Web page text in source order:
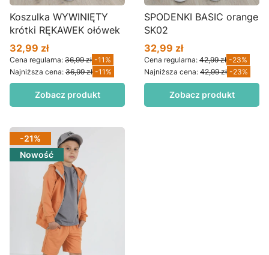
Koszulka WYWINIĘTY
krótki RĘKAWEK ołówek
Cena promocyjna
32,99 zł
Cena regularna: 36,99 zł -11%
Najniższa cena: 36,99 zł -11%
Zobacz produkt
SPODENKI BASIC orange
SK02
Cena promocyjna
32,99 zł
Cena regularna: 42,99 zł -23%
Najniższa cena: 42,99 zł -23%
Zobacz produkt
-21%
Nowość